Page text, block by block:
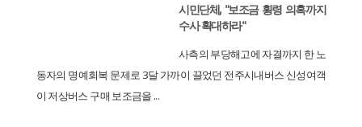
시민단체, "보조금 횡령 의혹까지
수사 확대하라"
사측의 부당해고에 자결까지 한 노
동자의 명예회복 문제로 3달 가까이 끌었던 전주시내버스 신성여객
이 저상버스 구매 보조금을 ...